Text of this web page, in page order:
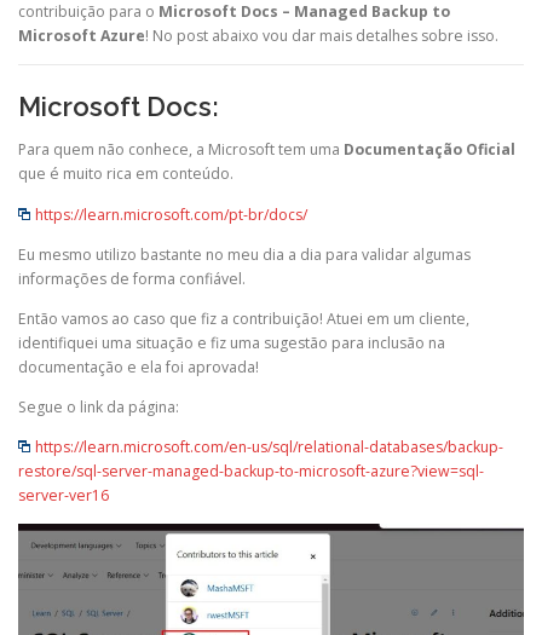
contribuição para o Microsoft Docs – Managed Backup to
Microsoft Azure! No post abaixo vou dar mais detalhes sobre isso.
Microsoft Docs:
Para quem não conhece, a Microsoft tem uma Documentação Oficial
que é muito rica em conteúdo.
https://learn.microsoft.com/pt-br/docs/
Eu mesmo utilizo bastante no meu dia a dia para validar algumas
informações de forma confiável.
Então vamos ao caso que fiz a contribuição! Atuei em um cliente,
identifiquei uma situação e fiz uma sugestão para inclusão na
documentação e ela foi aprovada!
Segue o link da página:
https://learn.microsoft.com/en-us/sql/relational-databases/backup-
restore/sql-server-managed-backup-to-microsoft-azure?view=sql-
server-ver16